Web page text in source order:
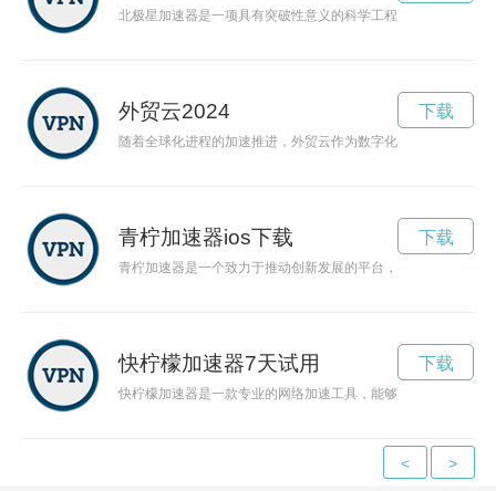
北极星加速器是一项具有突破性意义的科学工程，旨在加速人
外贸云2024
随着全球化进程的加速推进，外贸云作为数字化通道，为企业
下载
青柠加速器ios下载
青柠加速器是一个致力于推动创新发展的平台，为初创企业提
下载
快柠檬加速器7天试用
快柠檬加速器是一款专业的网络加速工具，能够有效地提升网
下载
< >